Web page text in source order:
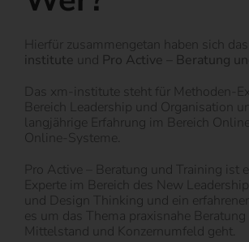
Hierfür zusammengetan haben sich das
institute und Pro Active – Beratung
Das xm-institute steht für Methoden-
Bereich Leadership und Organisation
langjährige Erfahrung im Bereich
Online-Systeme.
Pro Active – Beratung und Training ist
Experte im Bereich des New
und Design Thinking und ein erfahrener
es um das Thema praxisnahe
Mittelstand und Konzernumfeld geht.